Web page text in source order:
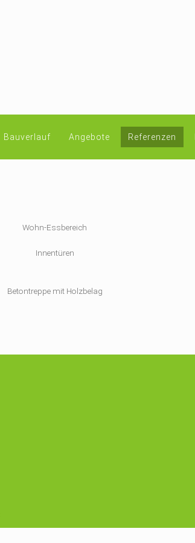
Bauverlauf Angebote Referenzen
Wohn-Essbereich
Innentüren
Betontreppe mit Holzbelag